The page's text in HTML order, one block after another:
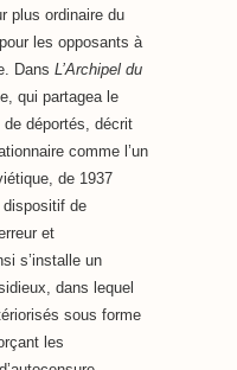
plus ordinaire du
les opposants à
Dans L’Archipel du
qui partagea le
déportés, décrit
comme l’un
de 1937
dispositif de
et
s’installe un
dans lequel
sous forme
les